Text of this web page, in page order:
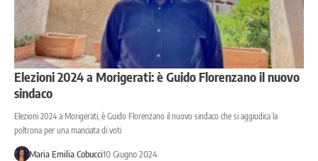
Elezioni 2024 a Morigerati: è Guido Florenzano il nuovo
sindaco
Elezioni 2024 a Morigerati, è Guido Florenzano il nuovo sindaco che si aggiudica la
poltrona per una manciata di voti
Maria Emilia Cobucci10 Giugno 2024